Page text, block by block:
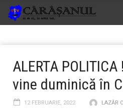
ALERTA
vine duminică în
12 FEBRUARIE, 2022
LAZĂR